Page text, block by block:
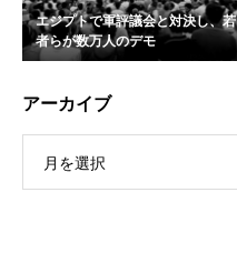
エジプトで軍評議会と対決し、若
者らが数万人のデモ
アーカイブ
月を選択